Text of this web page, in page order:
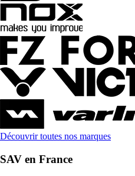
Découvrir toutes nos marques
SAV en France